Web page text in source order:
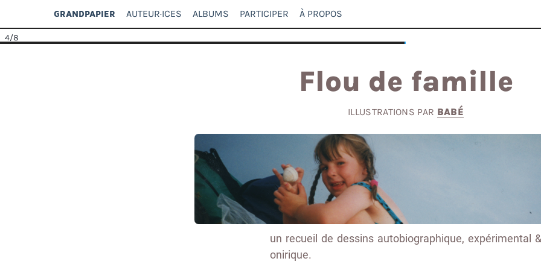
GRANDPAPIER AUTEUR·ICES ALBUMS PARTICIPER À PROPOS
4/8
Flou de famille
ILLUSTRATIONS PAR BABÉ
un recueil de dessins autobiographique, expérimental &
onirique.